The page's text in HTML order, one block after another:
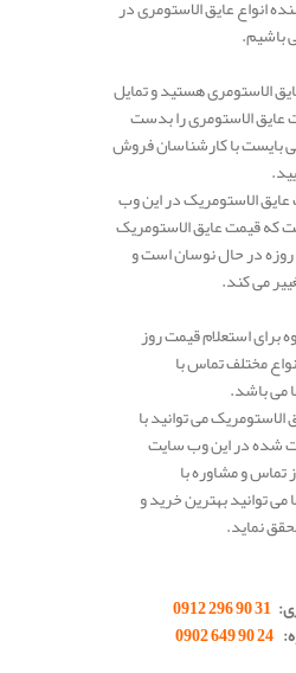
انواع عایق الاستومری در
باشیم.
الاستومری هستید و تمایل
الاستومری را بدست
بایست با کارشناسان فروش
الاستومریک در این وب
قیمت عایق الاستومریک
در حال نوسان است و
می کند.
برای استعلام قیمت روز
مختلف تماس با
می باشد.
می توانید با
شده در این وب سایت
تماس و مشاوره با
توانید بهترین خرید و
نماید.
31 90 296 0912
24 90 649 0902